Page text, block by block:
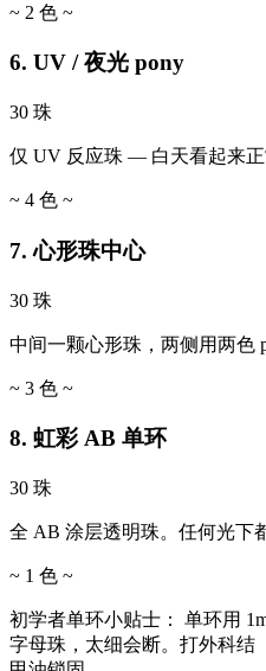
~ 2 色 ~
6. UV / 夜光 pony
30 珠
仅 UV 反应珠 — 白天看起来正
~ 4 色 ~
7. 心形珠中心
30 珠
中间一颗心形珠，两侧用两色
~ 3 色 ~
8. 虹彩 AB 单环
30 珠
全 AB 涂层透明珠。任何光下
~ 1 色 ~
初学者单环小贴士：
单环用
字母珠，太细会断。打外科结